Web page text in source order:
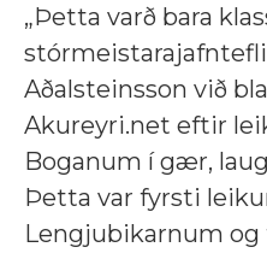
„Þetta varð bara
Aðalsteinsson við
Akureyri.net eftir
Boganum í gær,
Þetta var fyrsti
Lengjubikarnum og